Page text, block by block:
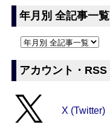
年月別 全記事一覧
アカウント・RSS
X (Twitter)